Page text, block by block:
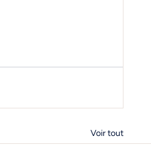
Voir tout